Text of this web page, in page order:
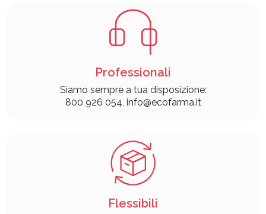
Professionali
Siamo sempre a tua disposizione:
800 926 054, info@ecofarma.it
Flessibili